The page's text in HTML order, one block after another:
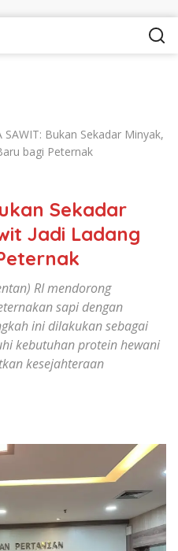
SAWIT: Bukan Sekadar Minyak,
bagi Peternak
Sekadar
Jadi Ladang
RI mendorong
sapi dengan
ini dilakukan sebagai
kebutuhan protein hewani
kesejahteraan